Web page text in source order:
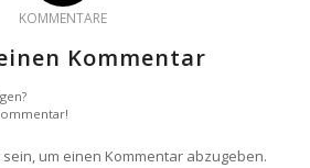
KOMMENTARE
Kommentar
sein, um einen Kommentar abzugeben.